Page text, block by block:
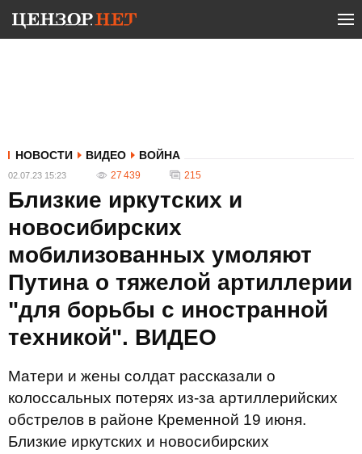
НОВОСТИ ВИДЕО ВОЙНА
02.07.23 15:23 27 439 215
Близкие иркутских и
новосибирских
мобилизованных умоляют
Путина о тяжелой артиллерии
"для борьбы с иностранной
техникой". ВИДЕО
Матери и жены солдат рассказали о
колоссальных потерях из-за артиллерийских
обстрелов в районе Кременной 19 июня.
Близкие иркутских и новосибирских